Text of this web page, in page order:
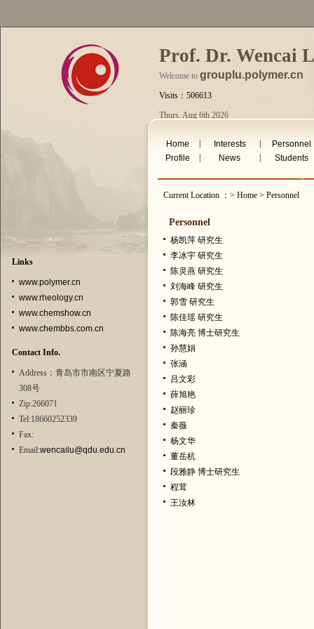
Prof. Dr. Wencai
Welcome to grouplu.polymer.cn
Visits：506613
Thurs. Aug 6th 2026
Links
www.polymer.cn
www.rheology.cn
www.chemshow.cn
www.chembbs.com.cn
Contact Info.
Address：青岛市市南区宁夏路
308号
Zip:266071
Tel:18660252339
Fax:
Email:wencailu@qdu.edu.cn
Home Interests
Personnel
Profile
News Students
Current Location ：> Home > Personnel
Personnel
杨凯萍 研究生
李冰宇 研究生
陈灵燕 研究生
刘海峰 研究生
郭雪 研究生
陈佳瑶 研究生
陈海亮 博士研究生
孙慧娟
张涵
吕文彩
薛旭艳
赵丽珍
秦薇
杨文华
董岳杭
段雅静 博士研究生
程茸
王汝林